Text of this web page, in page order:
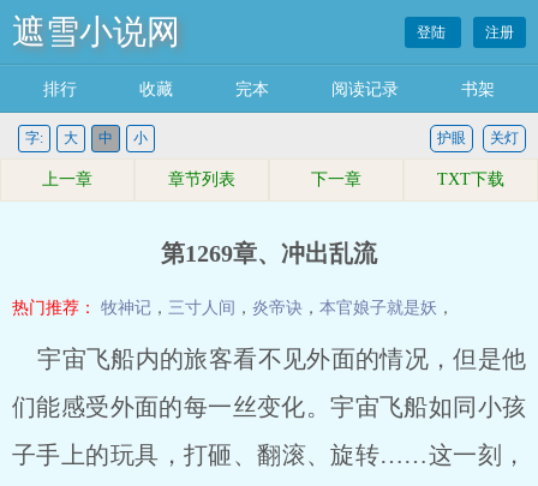
遮雪小说网 登陆 注册
排行 收藏 完本 阅读记录 书架
字: 大 中 小 关灯
护眼
上一章 章节列表 下一章 TXT下载
第1269章、冲出乱流
热门推荐： 牧神记 ， 三寸人间 ， 炎帝诀 ， 本官娘子就是妖 ，
宇宙飞船内的旅客看不见外面的情况，但是他
们能感受外面的每一丝变化。宇宙飞船如同小孩
子手上的玩具，打砸、翻滚、旋转……这一刻，